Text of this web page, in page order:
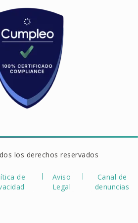
los derechos reservados
de
Aviso
Legal
Canal de
denuncias